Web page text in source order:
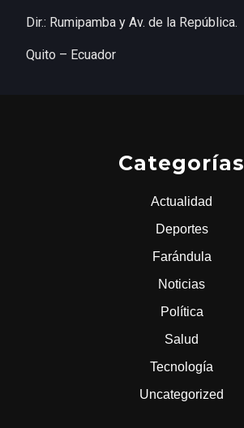
Dir.: Rumipamba y Av. de la República.
Quito – Ecuador
Categorías
Actualidad
Deportes
Farándula
Noticias
Política
Salud
Tecnología
Uncategorized